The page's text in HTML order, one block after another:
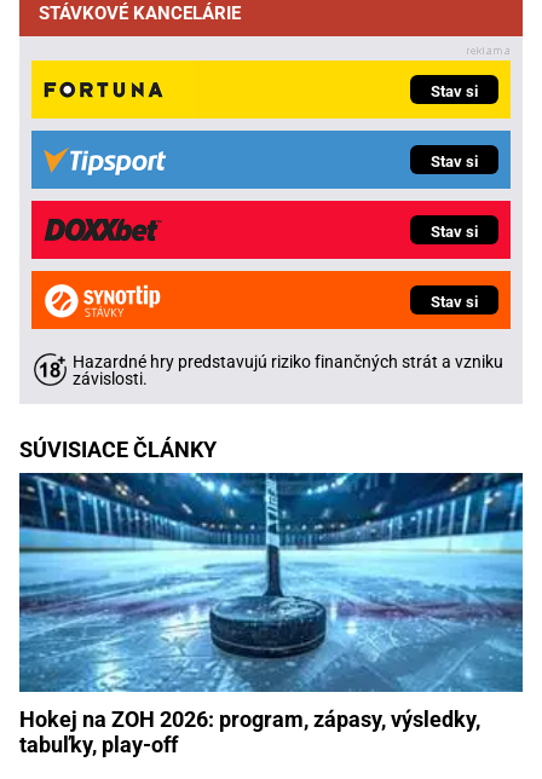
STÁVKOVÉ KANCELÁRIE
Stav si
Stav si
Stav si
Stav si
Hazardné hry predstavujú riziko finančných strát a vzniku
závislosti.
SÚVISIACE ČLÁNKY
Hokej na ZOH 2026: program, zápasy, výsledky,
tabuľky, play-off